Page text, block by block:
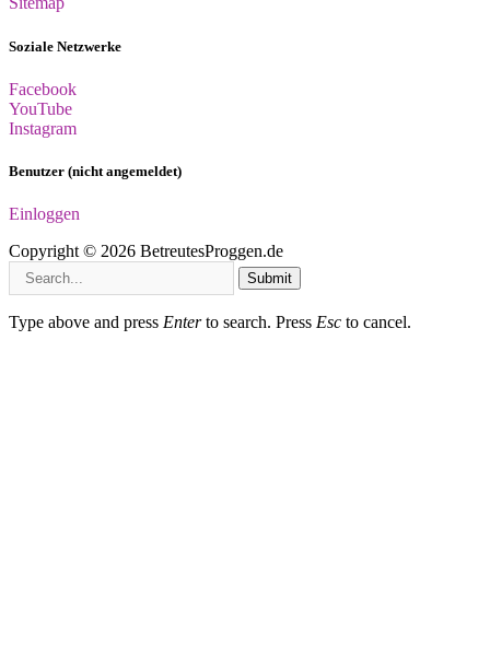
Soziale Netzwerke
Facebook
YouTube
Instagram
Benutzer (nicht angemeldet)
Einloggen
Copyright © 2026 BetreutesProggen.de
Submit
Type above and press Enterto search. Press Esc to cancel.